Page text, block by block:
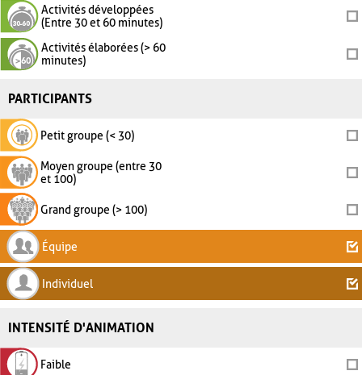
Activités développées
(Entre 30 et 60 minutes)
Activités élaborées (> 60
minutes)
PARTICIPANTS
Petit groupe (< 30)
Moyen groupe (entre 30
et 100)
Grand groupe (> 100)
Équipe
Individuel
INTENSITÉ D'ANIMATION
Faible